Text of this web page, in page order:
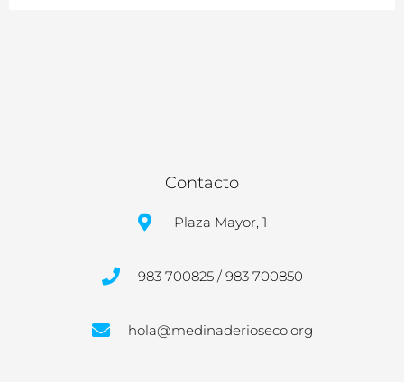
Contacto
Plaza Mayor, 1
983 700825 / 983 700850
hola@medinaderioseco.org